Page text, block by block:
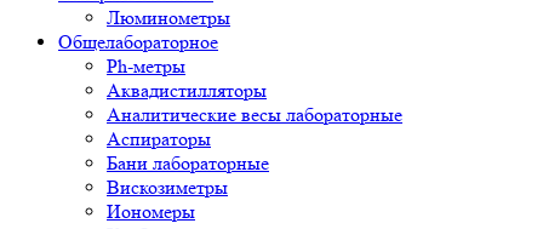
Люминометры
Общелабораторное
Ph-метры
Аквадистилляторы
Аналитические весы лабораторные
Аспираторы
Бани лабораторные
Вискозиметры
Иономеры